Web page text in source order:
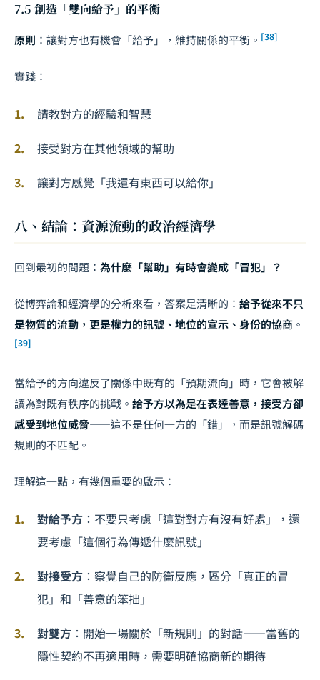
7.5 創造「雙向給予」的平衡
原則 ：讓對方也有機會「給予」，維持關係的平衡。 [38]
實踐：
請教對方的經驗和智慧
接受對方在其他領域的幫助
讓對方感覺「我還有東西可以給你」
八、結論：資源流動的政治經濟學
回到最初的問題： 為什麼「幫助」有時會變成「冒犯」？
從博弈論和經濟學的分析來看，答案是清晰的： 給予從來不只
是物質的流動，更是權力的訊號、地位的宣示、身份的協商 。
[39]
當給予的方向違反了關係中既有的「預期流向」時，它會被解
讀為對既有秩序的挑戰。 給予方以為是在表達善意，接受方卻
感受到地位威脅——這不是任何一方的「錯」，而是訊號解碼
規則的不匹配。
理解這一點，有幾個重要的啟示：
對給予方 ：不要只考慮「這對對方有沒有好處」，還
要考慮「這個行為傳遞什麼訊號」
對接受方 ：察覺自己的防衛反應，區分「真正的冒
犯」和「善意的笨拙」
對雙方 ：開始一場關於「新規則」的對話——當舊的
隱性契約不再適用時，需要明確協商新的期待